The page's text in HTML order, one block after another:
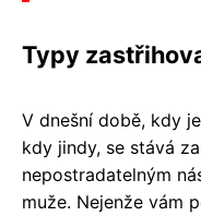
Typy
V dnešní době, kdy
kdy jindy, se stává
nepostradatelným
muže. Nejenže vám